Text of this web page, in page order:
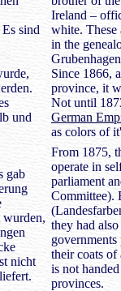
sind
und
Ireland –
white. These
in the
Since 1866,
province, it
Not until
German
as colors of
gab
wurden,
nicht
From 1875,
operate in
parliament
Committee).
they had
their coats
is not
provinces.